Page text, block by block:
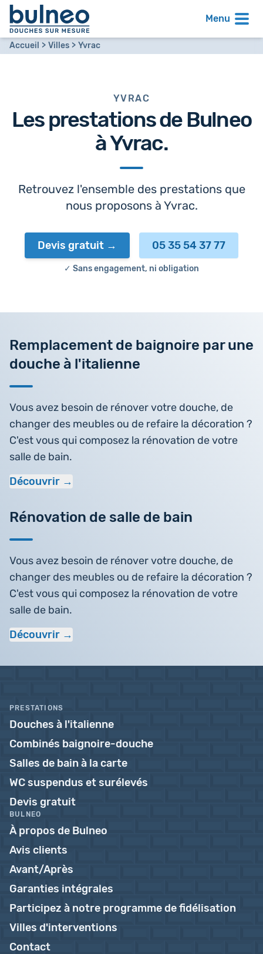
Menu
Accueil Villes Yvrac
YVRAC
Les prestations de Bulneo
àYvrac.
Retrouvez l'ensemble des prestations que
nous proposons à Yvrac.
Devis gratuit 05 35 54 37 77
✓ Sans engagement, ni obligation
Rénovation de salle de bain
Vous avez besoin de rénover votre douche, de
changer des meubles ou de refaire la décoration ?
C'est vous qui composez la rénovation de votre
salle de bain.
Découvrir
Remplacement de baignoire par une
douche à l'italienne
Vous avez besoin de rénover votre douche, de
changer des meubles ou de refaire la décoration ?
C'est vous qui composez la rénovation de votre
salle de bain.
Découvrir
PRESTATIONS
Douches à l'italienne
Combinés baignoire-douche
Salles de bain à la carte
WC suspendus et surélevés
Devis gratuit
BULNEO
À propos de Bulneo
Avis clients
Avant/Après
Garanties intégrales
Participez à notre programme de fidélisation
Villes d'interventions
Contact